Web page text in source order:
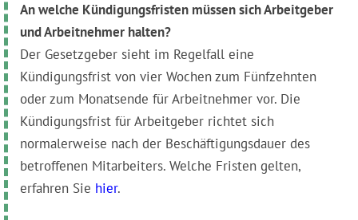
An welche Kündigungsfristen müssen sich Arbeitgeber
und Arbeitnehmer halten?
Der Gesetzgeber sieht im Regelfall eine
Kündigungsfrist von vier Wochen zum Fünfzehnten
oder zum Monatsende für Arbeitnehmer vor. Die
Kündigungsfrist für Arbeitgeber richtet sich
normalerweise nach der Beschäftigungsdauer des
betroffenen Mitarbeiters. Welche Fristen gelten,
erfahren Sie hier.